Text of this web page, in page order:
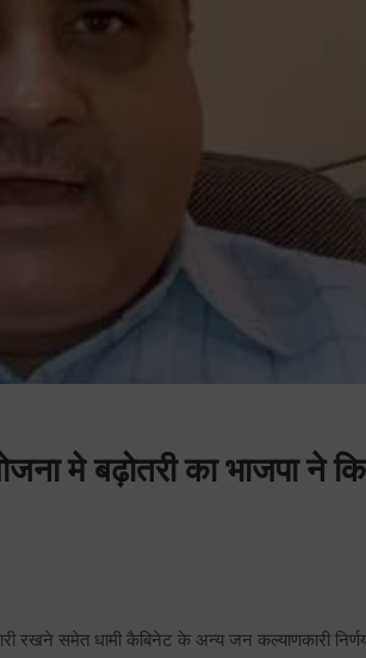
मे बढ़ोतरी का भाजपा ने
रखने समेत धामी कैबिनेट के अन्य जन कल्याणकारी